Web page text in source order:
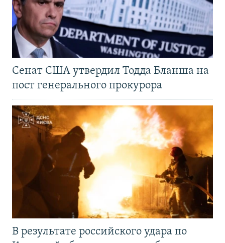
Сенат США утвердил Тодда Бланша на
пост генерального прокурора
В результате российского удара по